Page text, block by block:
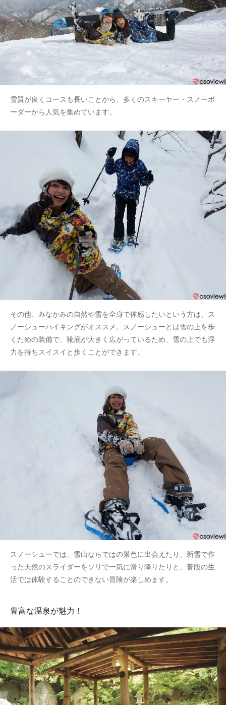
雪質が良くコースも長いことから、多くのスキーヤー・スノーボ
ーダーから人気を集めています。
その他、みなかみの自然や雪を全身で体感したいという方は、ス
ノーシューハイキングがオススメ。スノーシューとは雪の上を歩
くための装備で、靴底が大きく広がっているため、雪の上でも浮
力を持ちスイスイと歩くことができます。
スノーシューでは、雪山ならではの景色に出会えたり、新雪で作
った天然のスライダーをソリで一気に滑り降りたりと、普段の生
活では体験することのできない冒険が楽しめます。
豊富な温泉が魅力！